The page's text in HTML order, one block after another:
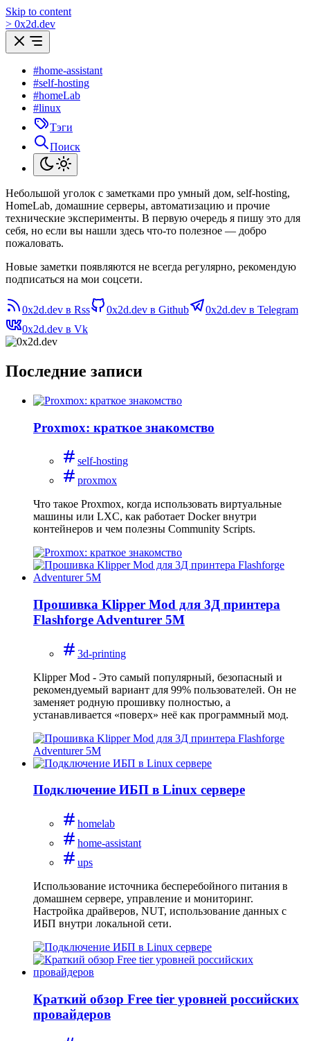
Skip to content
> 0x2d.dev
#home-assistant
#self-hosting
#homeLab
#linux
Тэги
Поиск
Небольшой уголок с заметками про умный дом, self-hosting,
HomeLab, домашние серверы, автоматизацию и прочие
технические эксперименты. В первую очередь я пишу это для
себя, но если вы нашли здесь что-то полезное — добро
пожаловать.
Новые заметки появляются не всегда регулярно, рекомендую
подписаться на мои соцсети.
0x2d.dev в Rss 0x2d.dev в Github
0x2d.dev в Telegram
0x2d.dev в Vk
Последние записи
Proxmox: краткое знакомство
self-hosting
proxmox
Что такое Proxmox, когда использовать виртуальные
машины или LXC, как работает Docker внутри
контейнеров и чем полезны Community Scripts.
Прошивка Klipper Mod для 3Д принтера
Flashforge Adventurer 5M
3d-printing
Klipper Mod - Это самый популярный, безопасный и
рекомендуемый вариант для 99% пользователей. Он не
заменяет родную прошивку полностью, а
устанавливается «поверх» неё как программный мод.
Подключение ИБП в Linux сервере
homelab
home-assistant
ups
Использование источника бесперебойного питания в
домашнем сервере, управление и мониторинг.
Настройка драйверов, NUT, использование данных с
ИБП внутри локальной сети.
Краткий обзор Free tier уровней российских
провайдеров